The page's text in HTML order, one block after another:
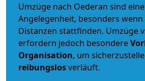
Umzüge nach Oederan sind
Angelegenheit, besonders
Distanzen stattfinden. Umzüge
erfordern jedoch besondere
Organisation, um
reibungslosverläuft.